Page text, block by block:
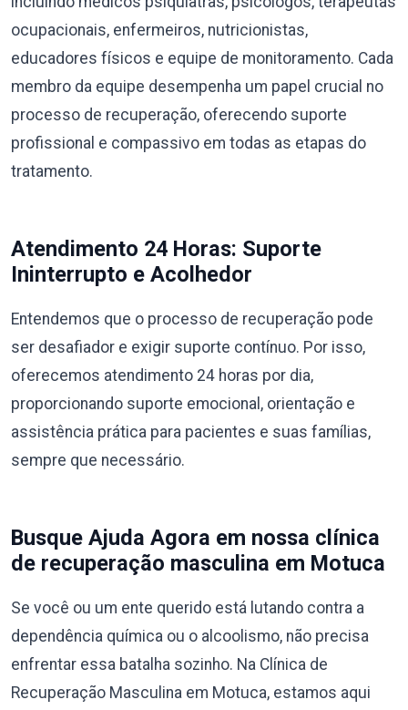
ocupacionais, enfermeiros, nutricionistas,
educadores físicos e equipe de monitoramento. Cada
membro da equipe desempenha um papel crucial no
processo de recuperação, oferecendo suporte
profissional e compassivo em todas as etapas do
tratamento.
Atendimento 24 Horas: Suporte
Ininterrupto e Acolhedor
Entendemos que o processo de recuperação pode
ser desafiador e exigir suporte contínuo. Por isso,
oferecemos atendimento 24 horas por dia,
proporcionando suporte emocional, orientação e
assistência prática para pacientes e suas famílias,
sempre que necessário.
Busque Ajuda Agora em nossa clínica
de recuperação masculina em Motuca
Se você ou um ente querido está lutando contra a
dependência química ou o alcoolismo, não precisa
enfrentar essa batalha sozinho. Na Clínica de
Recuperação Masculina em Motuca, estamos aqui